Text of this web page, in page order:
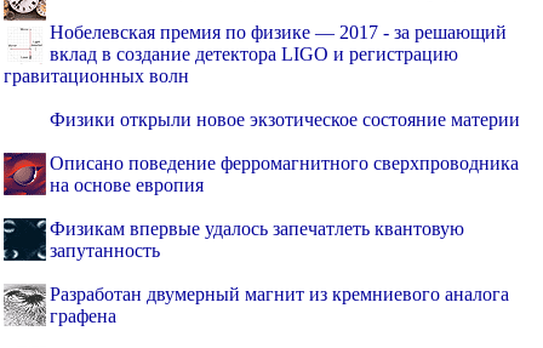
Нобелевская премия по физике — 2017 - за решающий
вклад в создание детектора LIGO и регистрацию
гравитационных волн
Физики открыли новое экзотическое состояние материи
Описано поведение ферромагнитного сверхпроводника
на основе европия
Физикам впервые удалось запечатлеть квантовую
запутанность
Разработан двумерный магнит из кремниевого аналога
графена